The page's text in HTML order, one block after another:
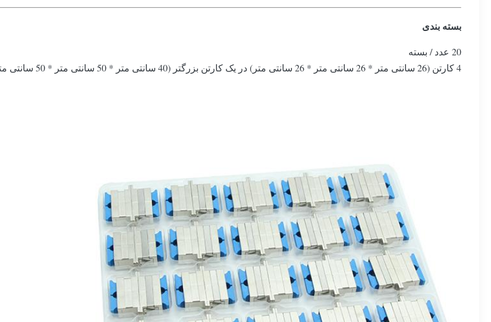
بسته بندی
20 عدد / بسته
4 کارتن (26 سانتی متر * 26 سانتی متر * 26 سانتی متر) در یک کارتن بزرگتر (40 سانتی متر * 50 سانتی متر * 50 سانتی متر)